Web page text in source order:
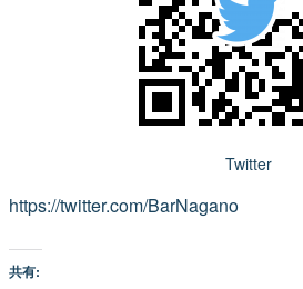
Twitter
https://twitter.com/BarNagano
共有: